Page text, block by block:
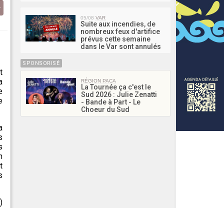
05/08 VAR
Suite aux incendies, de
nombreux feux d'artifice
prévus cette semaine
dans le Var sont annulés
SPONSORISÉ
RÉGION PACA
La Tournée ça c'est le
Sud 2026 : Julie Zenatti
- Bande à Part - Le
Choeur du Sud